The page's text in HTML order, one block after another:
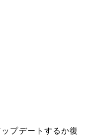
プデートするか復